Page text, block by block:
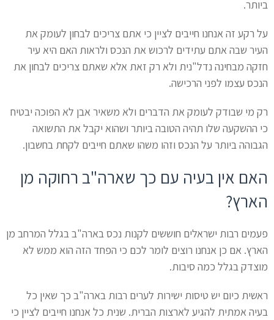
ביותר.
על רקע זה אנחנו חייבים לציין כי אתם צריכים לבחון לעומק את
העיר שבה אתם עתידים לרכוש את הנכס ולראות האם היא עיר
חזקה מבחינה נדל"נית ולא רק זאת אלא שאתם צריכים לבחון את
הנכס עצמו לפני הרכישה.
רק מי שבודק לעומק את הדברים ולא משאיר אבן לא הפוכה יבטיח
כי ההשקעה שלו תהיה הטובה ביותר ושהוא יקבל את התשואה
הגבוהה ביותר על הנכס וזהו משהו שאתם חייבים לקחת בחשבון.
האם אין בעיה עם כך שארה"ב רחוקה מן
הארץ?
פעמים רבות ישראלים חוששים לקנות נכס בארה"ב בגלל המרחב מן
הארץ. אם כן אנחנו רוצים לומר לכם כי הפחד הזה הוא ממש לא
מוצדק בגלל כמה סיבות.
ראשית כיום יש טיסות ישירות לערים רבות בארה"ב כך שאין כל
בעיה אמתית להגיע לארצות הברית. שנית כל אנחנו חייבים לציין כי